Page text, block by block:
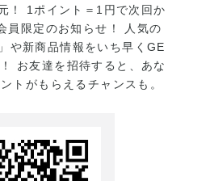
玄米・水・糀のみを原料とし
一壷一壷仕込みます。
【黒酢の効果】
ダイエット効果、血液サラサ
効果、疲労回復、美容効果
！ 1ポイント＝1円で次回か
員限定のお知らせ！ 人気の
や新商品情報をいち早くGE
お友達を招待すると、あな
トがもらえるチャンスも。